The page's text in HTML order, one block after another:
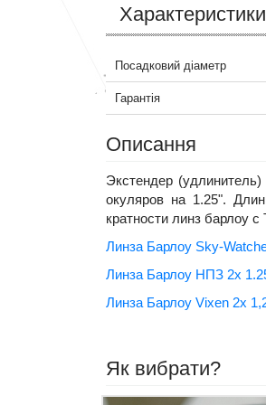
Характеристики
Посадковий діаметр
Гарантія
Описання
Экстендер
окуляров на 1.25".
кратности линз барлоу
Линза Барлоу Sky-
Линза Барлоу НПЗ 2х
Линза Барлоу Vixen 2x
Як вибрати?